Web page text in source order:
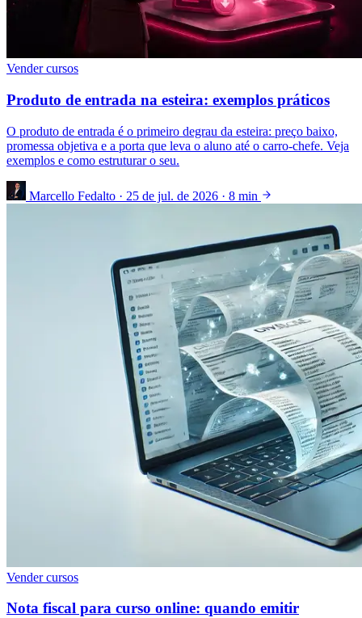
Vender cursos
Produto de entrada na esteira: exemplos práticos
O produto de entrada é o primeiro degrau da esteira: preço baixo,
promessa objetiva e a porta que leva o aluno até o carro-chefe. Veja
exemplos e como estruturar o seu.
Marcello Fedalto · 25 de jul. de 2026 · 8 min
Vender cursos
Nota fiscal para curso online: quando emitir